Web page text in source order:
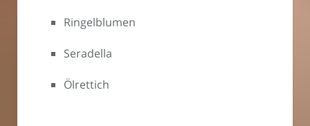
Ringelblumen
Seradella
Ölrettich